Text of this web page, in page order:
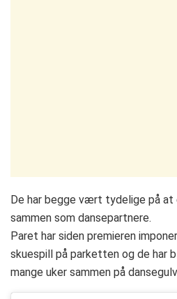
De har begge vært tydelige på
sammen som dansepartnere.
Paret har siden premieren
skuespill på parketten og de har
mange uker sammen på